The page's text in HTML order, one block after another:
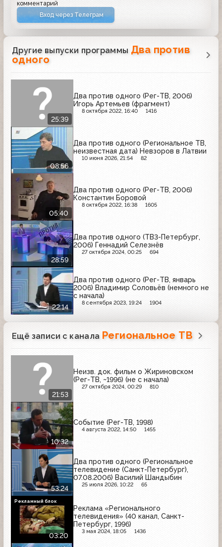
комментарий
Вход через Телеграм
Другие выпуски программы Два против
одного
25:39
Два против одного (Рег-ТВ, 2006)
Игорь Артемьев (фрагмент)
8 октября 2022, 16:40 1416
08:56
Два против одного (Региональное ТВ,
неизвестная дата) Невзоров в Латвии
10 июня 2026, 21:54 82
05:40
Два против одного (Рег-ТВ, 2006)
Константин Боровой
8 октября 2022, 16:38 1605
28:59
Два против одного (ТВ3-Петербург,
2006) Геннадий Селезнёв
27 октября 2024, 00:25 694
22:14
Два против одного (Рег-ТВ, январь
2006) Владимир Соловьёв (немного не
с начала)
8 сентября 2023, 19:24 1904
Ещё записи с канала Региональное ТВ
21:53
Неизв. док. фильм о Жириновском
(Рег-ТВ, ~1996) (не с начала)
27 октября 2024, 00:29 810
10:32
Событие (Рег-ТВ, 1998)
4 августа 2022, 14:50 1455
53:24
Два против одного (Региональное
телевидение (Санкт-Петербург),
07.08.2006) Василий Шандыбин
25 июля 2026, 10:22 65
03:20
Реклама «Регионального
телевидения» (40 канал, Санкт-
Петербург, 1996)
3 мая 2024, 18:05 1436
Рекламный блок